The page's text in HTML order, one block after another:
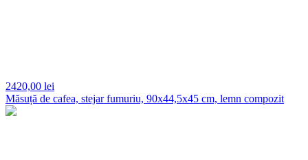
2420,00 lei
Măsuță de cafea, stejar fumuriu, 90x44,5x45 cm, lemn compozit